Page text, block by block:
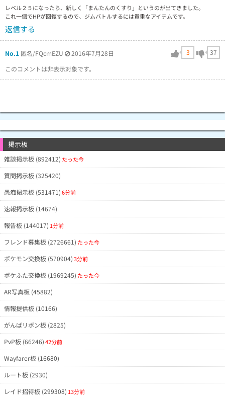
レベル２５になったら、新しく「まんたんのくすり」というのが出てきました。
これ一個でHPが回復するので、ジムバトルするには貴重なアイテムです。
返信する
No.1 匿名/FQcmEZU 2016年7月28日 3
37
このコメントは非表示対象です。
掲示板
雑談掲示板 (892412) たった今
質問掲示板 (325420)
愚痴掲示板 (531471)6分前
速報掲示板 (14674)
報告板 (144017) 1分前
フレンド募集板 (2726661) たった今
ポケモン交換板 (570904)3分前
ポケふた交換板 (1969245) たった今
AR写真板 (45882)
情報提供板 (10166)
がんばリボン板 (2825)
PvP板 (66246)42分前
Wayfarer板 (16680)
ルート板 (2930)
レイド招待板 (299308) 13分前